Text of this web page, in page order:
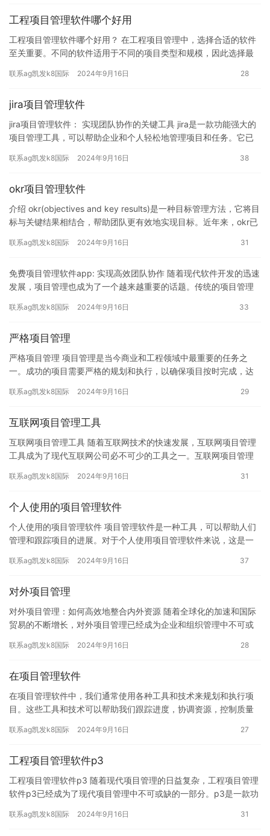
工程项目管理软件哪个好用
工程项目管理软件哪个好用？ 在工程项目管理中，选择合适的软件
至关重要。不同的软件适用于不同的项目类型和规模，因此选择最
理软…
联系ag凯发k8国际 2024年9月16日 28
jira项目管理软件
jira项目管理软件： 实现团队协作的关键工具 jira是一款功能强大的
项目管理工具，可以帮助企业和个人轻松地管理项目和任务。它已
联系ag凯发k8国际 2024年9月16日 38
okr项目管理软件
介绍 okr(objectives and key results)是一种目标管理方法，它将目
标与关键结果相结合，帮助团队更有效地实现目标。近年来，okr已
联系ag凯发k8国际 2024年9月16日 31
免费项目管理软件app: 实现高效团队协作 随着现代软件开发的迅速
发展，项目管理也成为了一个越来越重要的话题。传统的项目管理
联系ag凯发k8国际 2024年9月16日 33
严格项目管理
严格项目管理 项目管理是当今商业和工程领域中最重要的任务之
一。成功的项目需要严格的规划和执行，以确保项目按时完成，达
率，还…
联系ag凯发k8国际 2024年9月16日 29
互联网项目管理工具
互联网项目管理工具 随着互联网技术的快速发展，互联网项目管理
工具成为了现代互联网公司必不可少的工具之一。互联网项目管理
提高…
联系ag凯发k8国际 2024年9月16日 31
个人使用的项目管理软件
个人使用的项目管理软件 项目管理软件是一种工具，可以帮助人们
管理和跟踪项目的进展。对于个人使用项目管理软件来说，这是一
率和…
联系ag凯发k8国际 2024年9月16日 37
对外项目管理
对外项目管理：如何高效地整合内外资源 随着全球化的加速和国际
贸易的不断增长，对外项目管理已经成为企业和组织管理中不可或
目的…
联系ag凯发k8国际 2024年9月16日 28
在项目管理软件
在项目管理软件中，我们通常使用各种工具和技术来规划和执行项
目。这些工具和技术可以帮助我们跟踪进度，协调资源，控制质量
合适的…
联系ag凯发k8国际 2024年9月16日 27
工程项目管理软件p3
工程项目管理软件p3 随着现代项目管理的日益复杂，工程项目管理
软件p3已经成为了现代项目管理中不可或缺的一部分。p3是一款功
联系ag凯发k8国际 2024年9月16日 31